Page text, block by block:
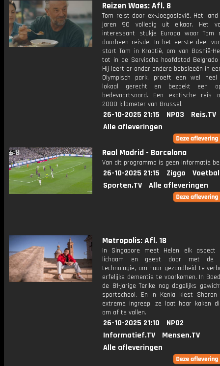
Reizen Waes: Afl. 8
Tom reist door ex-Joegoslavië. Het
jaren 90 volledig uit elkaar. Het
interessant stukje Europa waar Tom
doorheen reisde. In het eerste deel
start Tom in Kroatië, om van Bosnië-
tot in de Servische hoofdstad
Hij leert er onder andere bobsleeën in
Olympisch park, proeft een wel heel
lokaal gerecht en bezoekt een
bedevaartsoord. Een exotische reis
2000 kilometer van Brussel.
26-10-2025 21:15 NPO3
Reis.TV
Alle afleveringen
Real Madrid - Barcelona
Van dit programma is geen informatie
26-10-2025 21:15 Ziggo
Sporten.TV
Alle afleveringen
Metropolis: Afl. 18
In Singapore meet Helen elk aspect
lichaam en geest door met de
technologie, om haar gezondheid te
erfelijke dementie te voorkomen. In
de 81-jarige Terike nog dagelijks
sportschool. En in Kenia kiest
extreme ingreep: ze laat haar kaken
om af te vallen.
26-10-2025 21:10
NPO2
Informatief.TV
Mensen.TV
Alle afleveringen